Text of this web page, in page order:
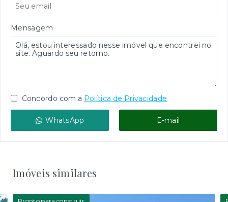
Mensagem
Concordo com a Política de Privacidade
WhatsApp E-mail
Imóveis similares